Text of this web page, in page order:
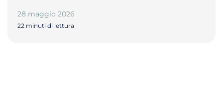
28 maggio 2026
22 minuti di lettura